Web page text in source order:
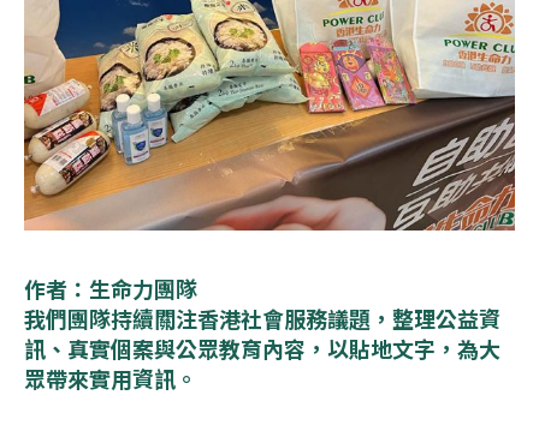
作者：生命力團隊
我們團隊持續關注香港社會服務議題，整理公益資
訊、真實個案與公眾教育內容，以貼地文字，為大
眾帶來實用資訊。